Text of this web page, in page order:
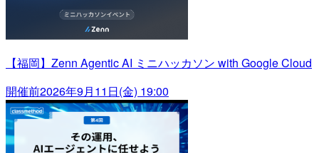
【福岡】Zenn Agentic AI ミニハッカソン with Google Cloud
開催前2026年9月11日(金) 19:00